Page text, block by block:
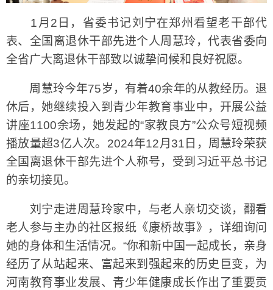
1月2日，省委书记刘宁在郑州看望老干部代
表、全国离退休干部先进个人周慧玲，代表省委向
全省广大离退休干部致以诚挚问候和良好祝愿。
周慧玲今年75岁，有着40余年的从教经历。退
休后，她继续投入到青少年教育事业中，开展公益
讲座1100余场，她发起的“家教良方”公众号短视频
播放量超3亿人次。2024年12月31日，周慧玲荣获
全国离退休干部先进个人称号，受到习近平总书记
的亲切接见。
刘宁走进周慧玲家中，与老人亲切交谈，翻看
老人参与主办的社区报纸《康桥故事》，详细询问
她的身体和生活情况。“你和新中国一起成长，亲身
经历了从站起来、富起来到强起来的历史巨变，为
河南教育事业发展、青少年健康成长作出了重要贡